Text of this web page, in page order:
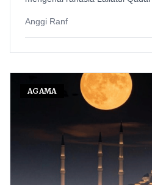
Anggi Ranf
AGAMA